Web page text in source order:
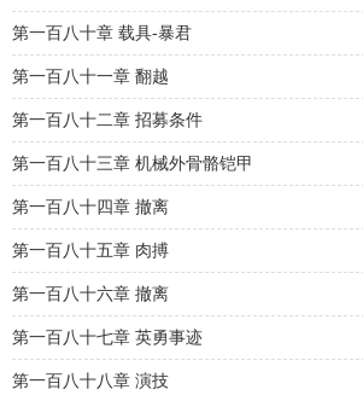
第一百八十章 载具-暴君
第一百八十一章 翻越
第一百八十二章 招募条件
第一百八十三章 机械外骨骼铠甲
第一百八十四章 撤离
第一百八十五章 肉搏
第一百八十六章 撤离
第一百八十七章 英勇事迹
第一百八十八章 演技